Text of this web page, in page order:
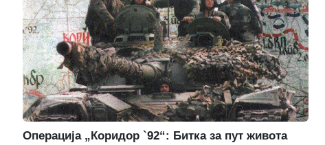
Операција „Коридор `92“: Битка за пут живота